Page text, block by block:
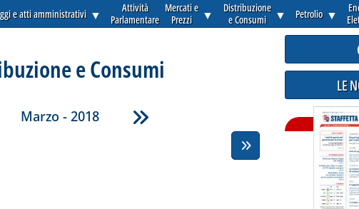
e atti amministrativi ▼
Attività
Parlamentare
Mercati e
Prezzi
▼
Distribuzione
e Consumi
▼ Petrolio ▼
e Consumi
Marzo - 2018
LE